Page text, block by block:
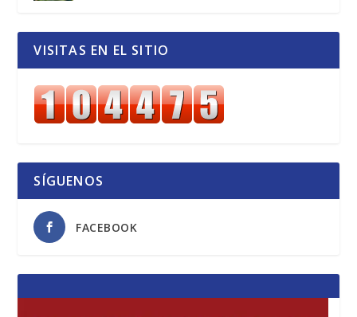
VISITAS EN EL SITIO
SÍGUENOS
FACEBOOK